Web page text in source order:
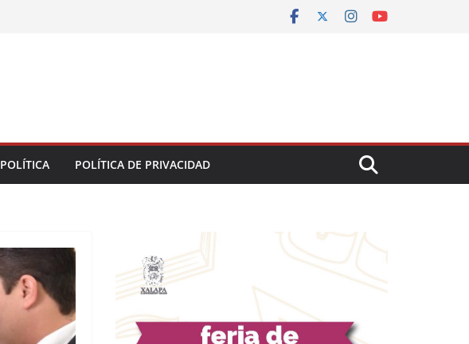
POLÍTICA POLÍTICA DE PRIVACIDAD